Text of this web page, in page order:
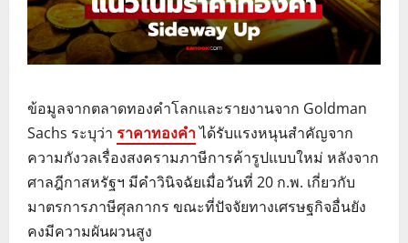
ข้อมูลจากตลาดทองคำโลกและรายงานจาก Goldman
Sachs ระบุว่า ราคาทองคำได้รับแรงหนุนสำคัญจาก
ความกังวลเรื่องสงครามภาษีการค้ารูปแบบใหม่ หลังจาก
ศาลฎีกาสหรัฐฯ มีคำวินิจฉัยเมื่อวันที่ 20 ก.พ. เกี่ยวกับ
มาตรการภาษีศุลกากร ขณะที่ปัจจัยทางเศรษฐกิจอื่นยัง
คงมีความผันผวนสูง